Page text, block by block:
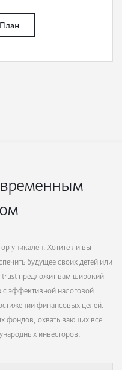
уникален. Хотите ли вы
будущее своих детей или
trust предложит вам широкий
с эффективной налоговой
финансовых целей.
фондов, охватывающих все
инвесторов.